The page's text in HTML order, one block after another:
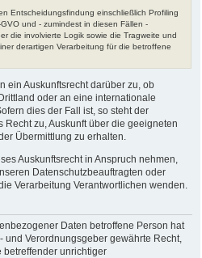
Entscheidungsfindung einschließlich Profiling
und - zumindest in diesen Fällen -
die involvierte Logik sowie die Tragweite und
derartigen Verarbeitung für die betroffene
ein Auskunftsrecht darüber zu, ob
oder an eine internationale
dies der Fall ist, so steht der
zu, Auskunft über die geeigneten
Übermittlung zu erhalten.
Auskunftsrecht in Anspruch nehmen,
Datenschutzbeauftragten oder
Verarbeitung Verantwortlichen wenden.
Daten betroffene Person hat
Verordnungsgeber gewährte Recht,
unrichtiger